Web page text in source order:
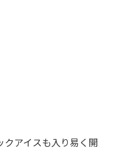
クアイスも入り易く開